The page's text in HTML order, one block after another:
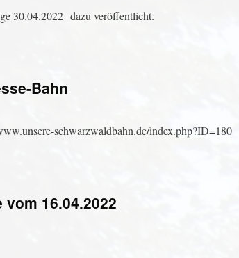
30.04.2022 dazu veröffentlicht.
Bahn
schwarzwaldbahn.de/index.php?ID=180
16.04.2022